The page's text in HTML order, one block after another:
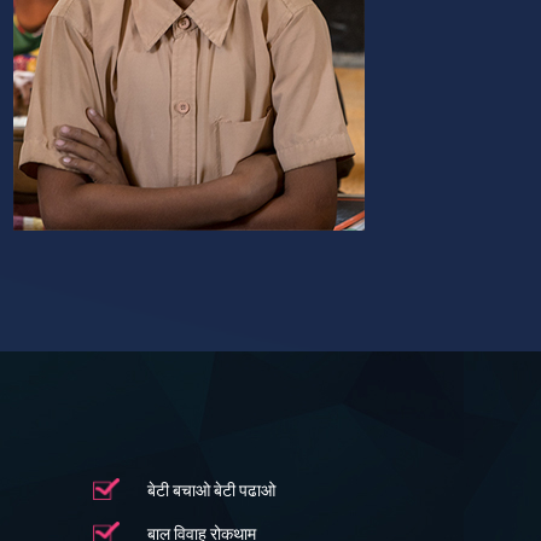
बेटी बचाओ बेटी पढाओ
बाल विवाह रोकथाम